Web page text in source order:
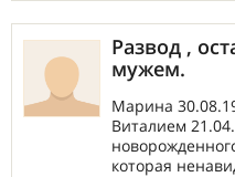
Развод ,
мужем.
Марина
Виталием
которая